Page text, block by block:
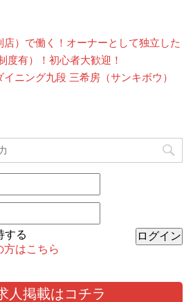
店）で働く！オーナーとして独立した
度有）！初心者大歓迎！
ニング九段 三希房（サンキボウ）
する
方はこちら
人掲載はコチラ